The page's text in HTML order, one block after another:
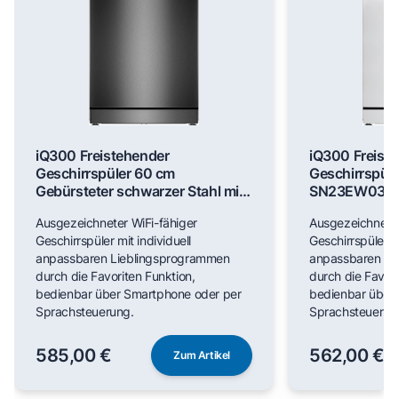
iQ300 Freistehender
Geschirrspüler 60 cm
Gebürsteter schwarzer Stahl mit
Ausgezeichneter WiFi-fähiger
Geschirrspüler mit individuell
anpassbaren Lieblingsprogrammen
durch die Favoriten Funktion,
bedienbar über Smartphone oder per
Sprachsteuerung.
585,00 € Zum Artikel
iQ300
Geschirrspüler
anpassbaren
durch die
bedienbar über
562,00 €